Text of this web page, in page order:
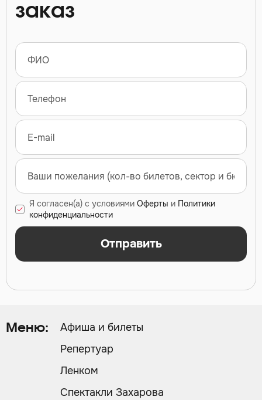
заказ
Я согласен(а) с условиями Оферты и Политики
конфиденциальности
Отправить
Меню:
Афиша и билеты
Репертуар
Ленком
Спектакли Захарова